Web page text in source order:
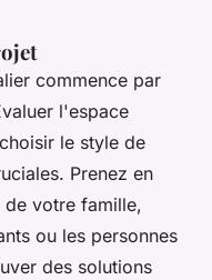
commence par
l'espace
le style de
Prenez en
votre famille,
ou les personnes
des solutions